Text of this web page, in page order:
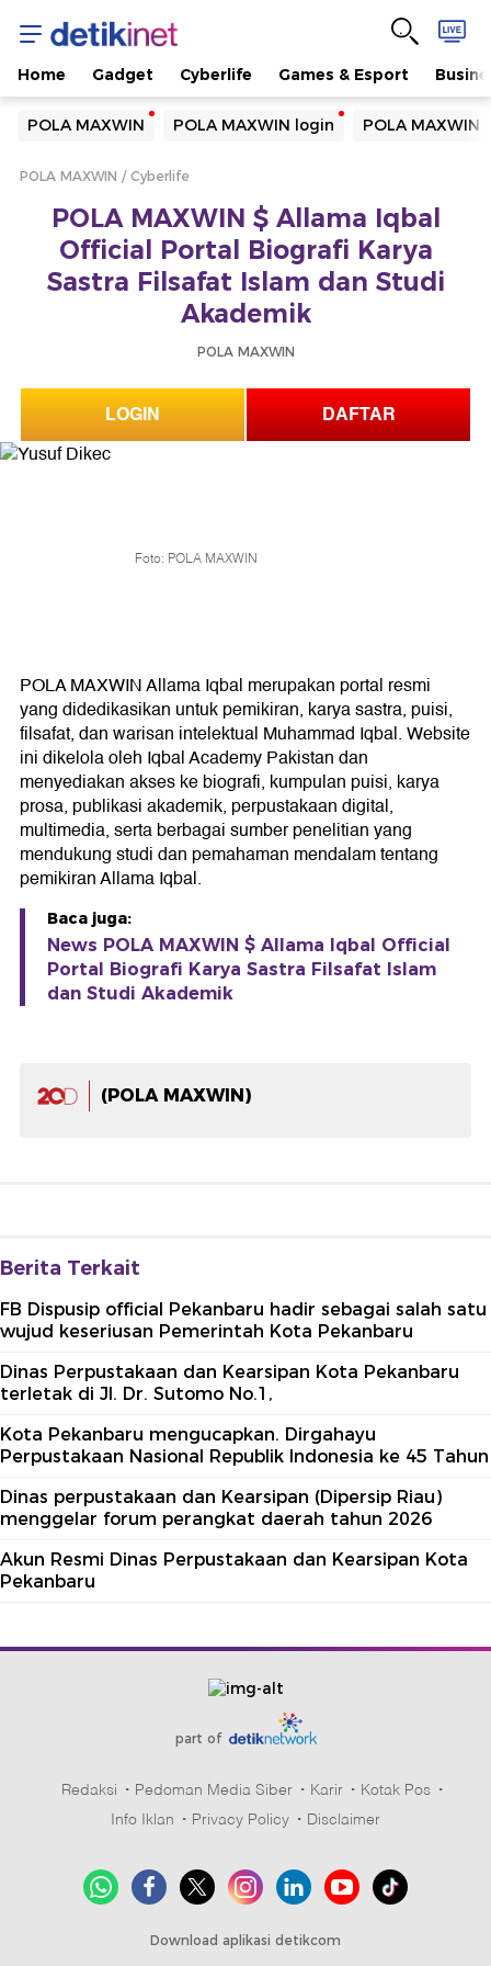
Home Gadget Cyberlife Games & Esport
POLA MAXWIN POLA MAXWIN login POLA MAXWIN
Yang sedang ramai dicari
Loading...
Loading...
POLA MAXWIN Cyberlife
POLA MAXWIN $ Allama Iqbal
Official Portal Biografi Karya
Sastra Filsafat Islam dan Studi
Akademik
POLA MAXWIN
LOGIN DAFTAR
Foto: POLA MAXWIN
POLA MAXWIN Allama Iqbal merupakan portal resmi
yang didedikasikan untuk pemikiran, karya sastra, puisi,
filsafat, dan warisan intelektual Muhammad Iqbal. Website
ini dikelola oleh Iqbal Academy Pakistan dan
menyediakan akses ke biografi, kumpulan puisi, karya
prosa, publikasi akademik, perpustakaan digital,
multimedia, serta berbagai sumber penelitian yang
mendukung studi dan pemahaman mendalam tentang
pemikiran Allama Iqbal.
Baca juga:
News POLA MAXWIN $ Allama Iqbal Official
Portal Biografi Karya Sastra Filsafat Islam
dan Studi Akademik
(POLA MAXWIN)
Berita Terkait
FB Dispusip official Pekanbaru hadir sebagai salah satu
wujud keseriusan Pemerintah Kota Pekanbaru
Dinas Perpustakaan dan Kearsipan Kota Pekanbaru
terletak di Jl. Dr. Sutomo No.1,
Kota Pekanbaru mengucapkan. Dirgahayu
Perpustakaan Nasional Republik Indonesia ke 45 Tahun
Dinas perpustakaan dan Kearsipan (Dipersip Riau)
menggelar forum perangkat daerah tahun 2026
Akun Resmi Dinas Perpustakaan dan Kearsipan Kota
Pekanbaru
part of
Redaksi Pedoman Media Siber Karir
Kotak Pos
Info Iklan
Privacy Policy Disclaimer
Download aplikasi detikcom